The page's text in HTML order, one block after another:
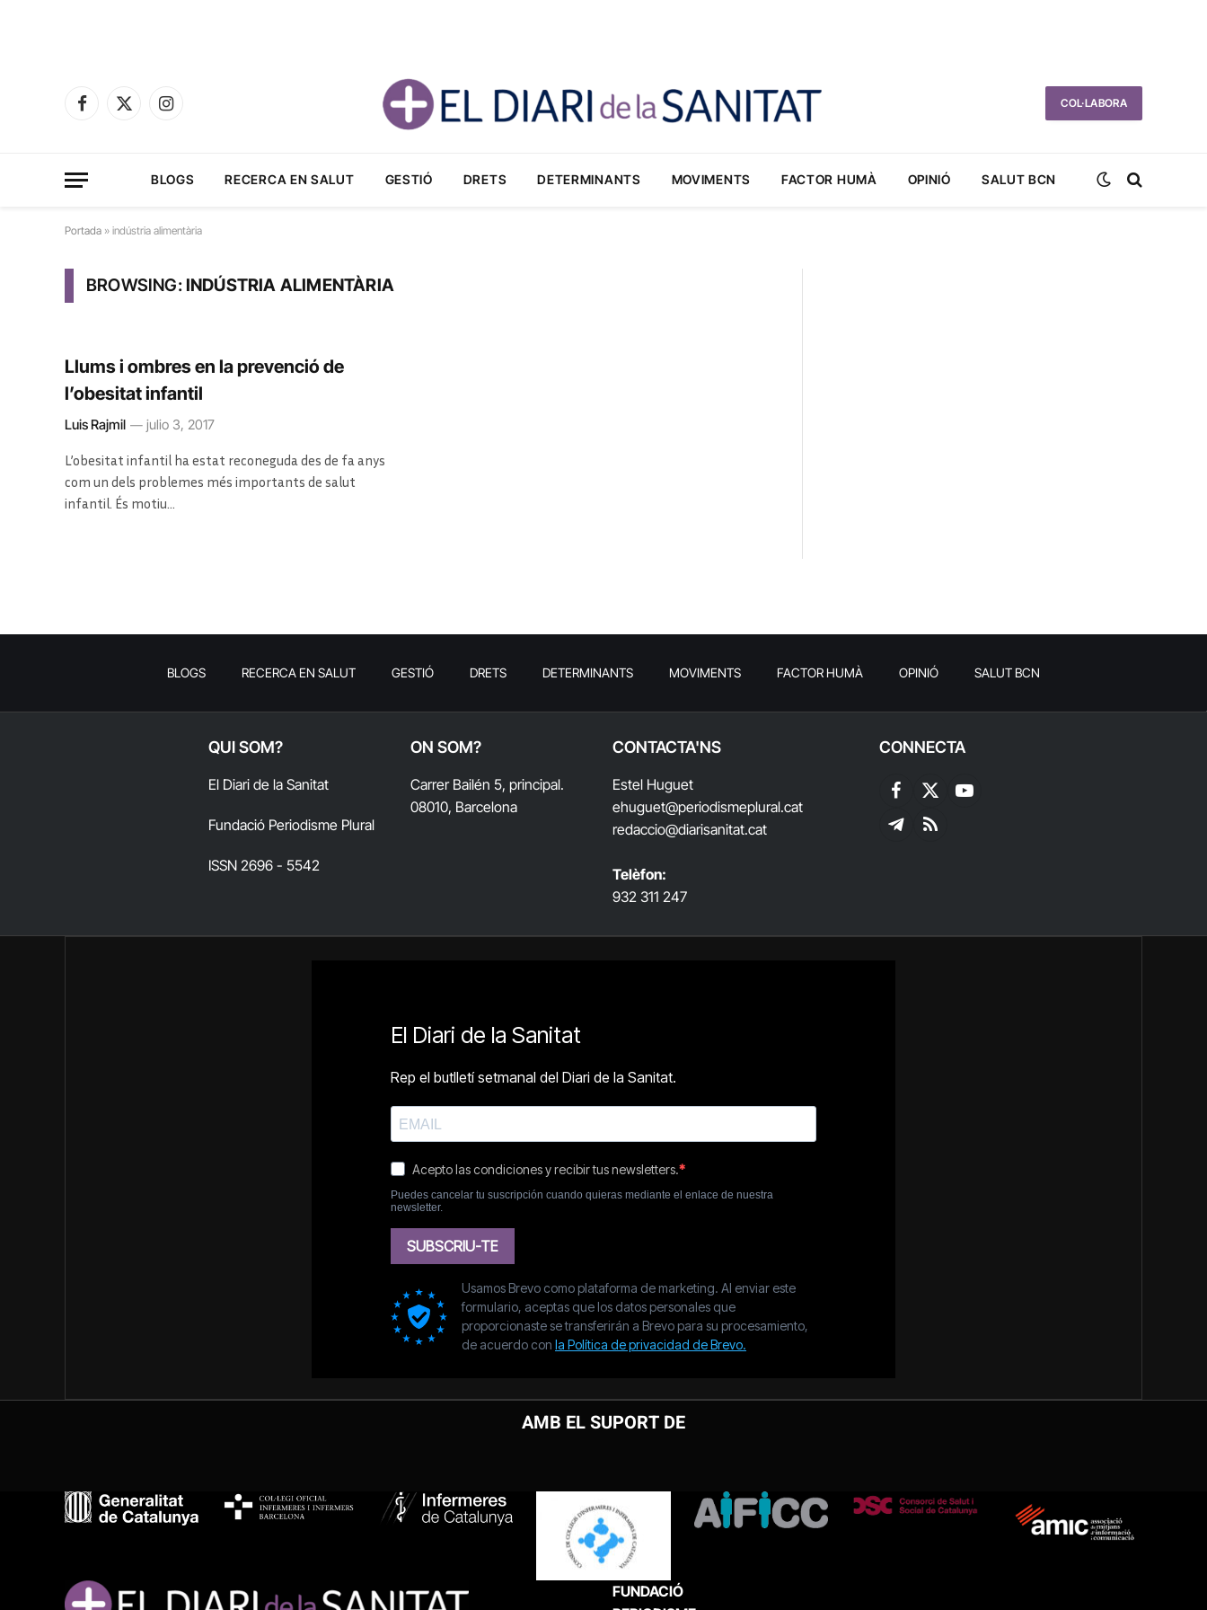
Facebook
X
Instagram
COL·LABORA
BLOGS RECERCA EN SALUT GESTIÓ DRETS DETERMINANTS MOVIMENTS FACTOR HUMÀ OPINIÓ SALUT BCN
Portada » indústria alimentària
BROWSING:INDÚSTRIA ALIMENTÀRIA
Llums i ombres en la prevenció de
l’obesitat infantil
Luis Rajmil julio 3, 2017
L’obesitat infantil ha estat reconeguda des de fa anys
com un dels problemes més importants de salut
infantil. És motiu…
BLOGS RECERCA EN SALUT GESTIÓ DRETS DETERMINANTS MOVIMENTS FACTOR HUMÀ OPINIÓ SALUT BCN
QUI SOM?
El Diari de la Sanitat
Fundació Periodisme Plural
ISSN 2696 - 5542
ON SOM?
Carrer Bailén 5, principal.
08010, Barcelona
CONTACTA'NS
Estel Huguet
ehuguet@periodismeplural.cat
redaccio@diarisanitat.cat
Telèfon:
932 311 247
CONNECTA
Facebook
X
(Twitter)
YouTube
TelegramRSS
AMB EL SUPORT DE
FUNDACIÓ